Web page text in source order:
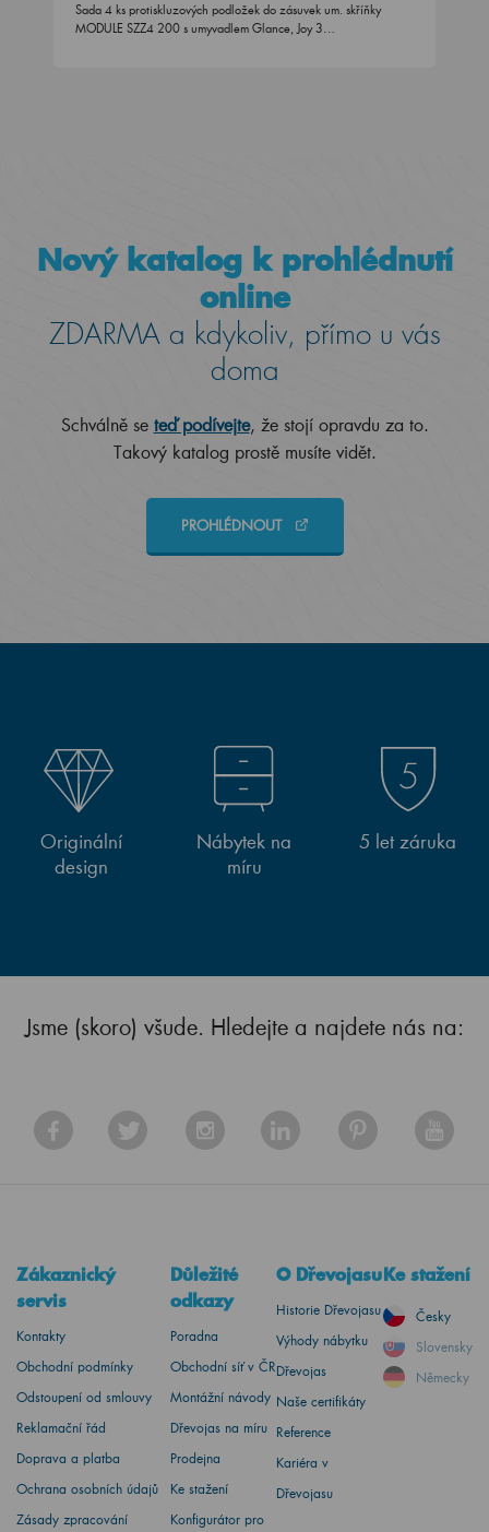
Sada 4 ks protiskluzových podložek do zásuvek um. skříňky
MODULE SZZ4 200 s umyvadlem Glance, Joy 3…
Nový katalog k prohlédnutí
online
ZDARMA a kdykoliv, přímo u vás
doma
Schválně se teď podívejte, že stojí opravdu za to.
Takový katalog prostě musíte vidět.
PROHLÉDNOUT
Originální
design
Nábytek na
míru
5 let záruka
Jsme (skoro) všude. Hledejte a najdete nás na:
Zákaznický
servis
Kontakty
Obchodní podmínky
Odstoupení od smlouvy
Reklamační řád
Doprava a platba
Ochrana osobních údajů
Zásady zpracování
Důležité
odkazy
Poradna
Obchodní síť v ČR
Montážní návody
Dřevojas na míru
Prodejna
Ke stažení
Konfigurátor pro
O Dřevojasu
Historie Dřevojasu
Výhody nábytku
Dřevojas
Naše certifikáty
Reference
Kariéra v
Dřevojasu
Ke stažení
Česky
Slovensky
Německy